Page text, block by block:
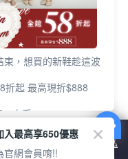
查看全部
Loafers
方式之詳情，及若您不希
設定，請參閱本網站「
隱私
示您同意本公司得按本網站使
束，想買的新鞋趁這波
折起 最高現折$888
次看
最高10%回饋
現折200
折起 最高現折$888
入最高享650優惠
官網會員唷!!